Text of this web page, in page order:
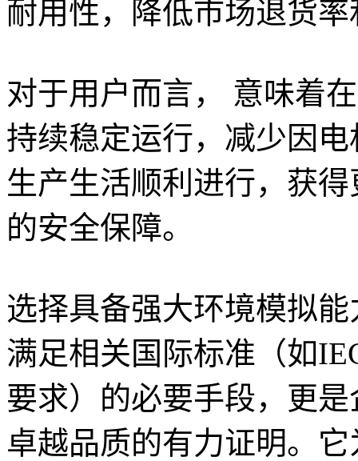
耐用性，降低市场退货
对于用户而言， 意味着
持续稳定运行，减少因
生产生活顺利进行，获
的安全保障。
选择具备强大环境模拟
满足相关国际标准（如
要求）的必要手段，更
卓越品质的有力证明。